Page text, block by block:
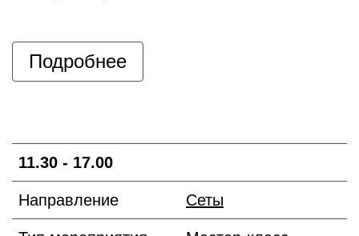
Подробнее
11.30 - 17.00
Направление Сеты